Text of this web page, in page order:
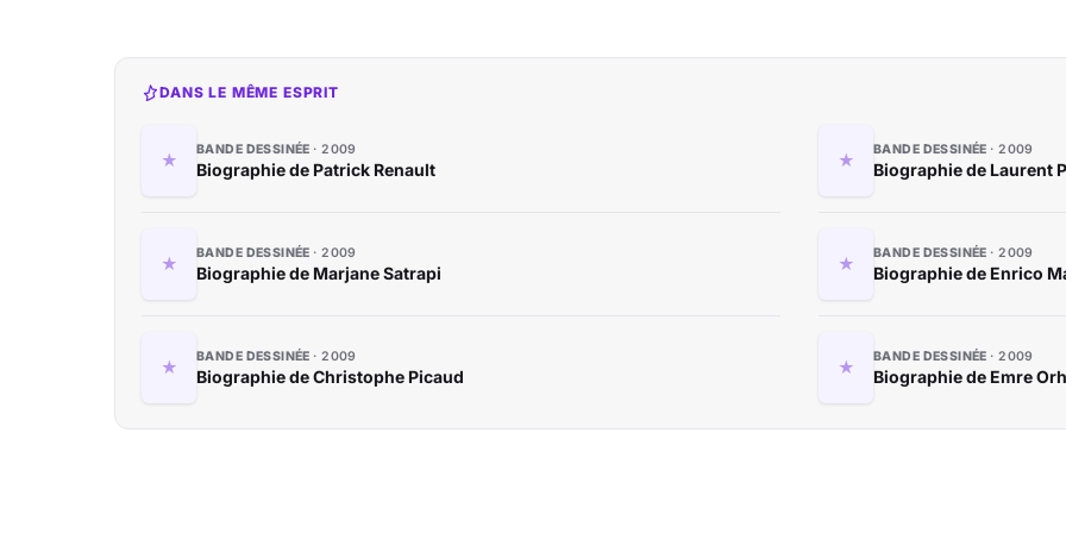
DANS LE MÊME ESPRIT
BANDE DESSINÉE 2009
Biographie de Patrick Renault
BANDE DESSINÉE 2009
Biographie de Laurent
BANDE DESSINÉE 2009
Biographie de Marjane Satrapi
BANDE DESSINÉE 2009
Biographie de Enrico
BANDE DESSINÉE 2009
Biographie de Christophe Picaud
BANDE DESSINÉE 2009
Biographie de Emre